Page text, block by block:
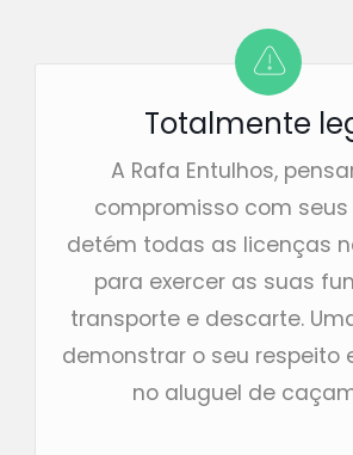
Totalmente
A Rafa Entulhos,
compromisso com seus
detém todas as licenças
para exercer as suas
transporte e descarte.
demonstrar o seu respeito
no aluguel de